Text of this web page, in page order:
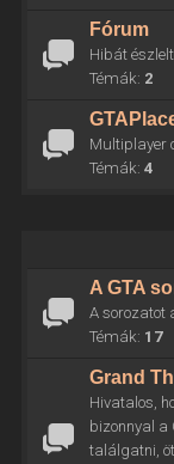
Fórum
Hibát
Témák: 2
Multiplayer
Témák: 4
A GTA
A sorozatot
Témák: 17
Grand
Hivatalos,
bizonnyal a
találgatni,